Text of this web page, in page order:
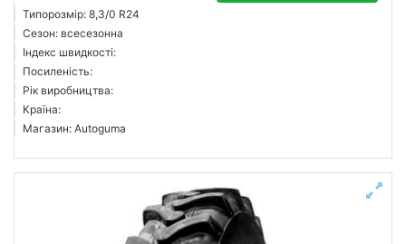
Типорозмір: 8,3/0 R24
Сезон: всесезонна
Індекс швидкості:
Посиленість:
Рік виробництва:
Країна:
Магазин: Autoguma